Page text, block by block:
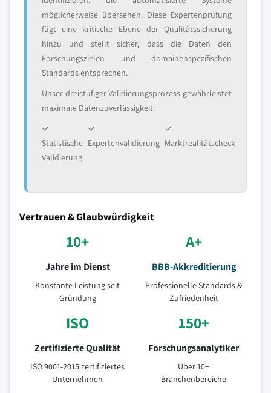
möglicherweise übersehen. Diese Expertenprüfung
fügt eine kritische Ebene der Qualitätssicherung
hinzu und stellt sicher, dass die Daten den
Forschungszielen und domainenspezifischen
Standards entsprechen.
Unser dreistufiger Validierungsprozess gewährleistet
maximale Datenzuverlässigkeit:
✓
Statistische
Validierung
✓
Expertenvalidierung
✓
Marktrealitätscheck
Vertrauen & Glaubwürdigkeit
10+
Jahre im Dienst
Konstante Leistung seit
Gründung
A+
BBB-Akkreditierung
Professionelle Standards &
Zufriedenheit
ISO
Zertifizierte Qualität
ISO 9001-2015 zertifiziertes
Unternehmen
150+
Forschungsanalytiker
Über 10+
Branchenbereiche